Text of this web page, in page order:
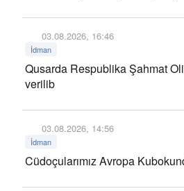
03.08.2026, 16:46
İdman
Qusarda Respublika Şahmat
verilib
03.08.2026, 14:56
İdman
Cüdoçularımız Avropa